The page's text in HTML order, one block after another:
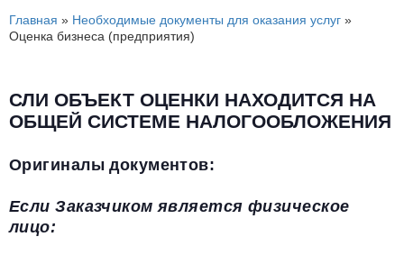
Главная » Необходимые документы для оказания услуг »
Оценка бизнеса (предприятия)
СЛИ ОБЪЕКТ ОЦЕНКИ НАХОДИТСЯ НА
ОБЩЕЙ СИСТЕМЕ НАЛОГООБЛОЖЕНИЯ
Оригиналы документов:
Если Заказчиком является физическое
лицо: